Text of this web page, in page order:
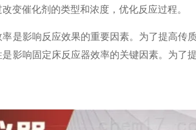
变催化剂的类型和浓度，优化反应过程。
影响反应效果的重要因素。为了提高传
影响固定床反应器效率的关键因素。为了